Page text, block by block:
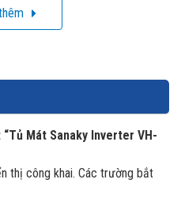
hợp cho các cửa hàng tạp
nước gia đình.
Mát Sanaky Inverter VH-
thị công khai. Các trường bắt